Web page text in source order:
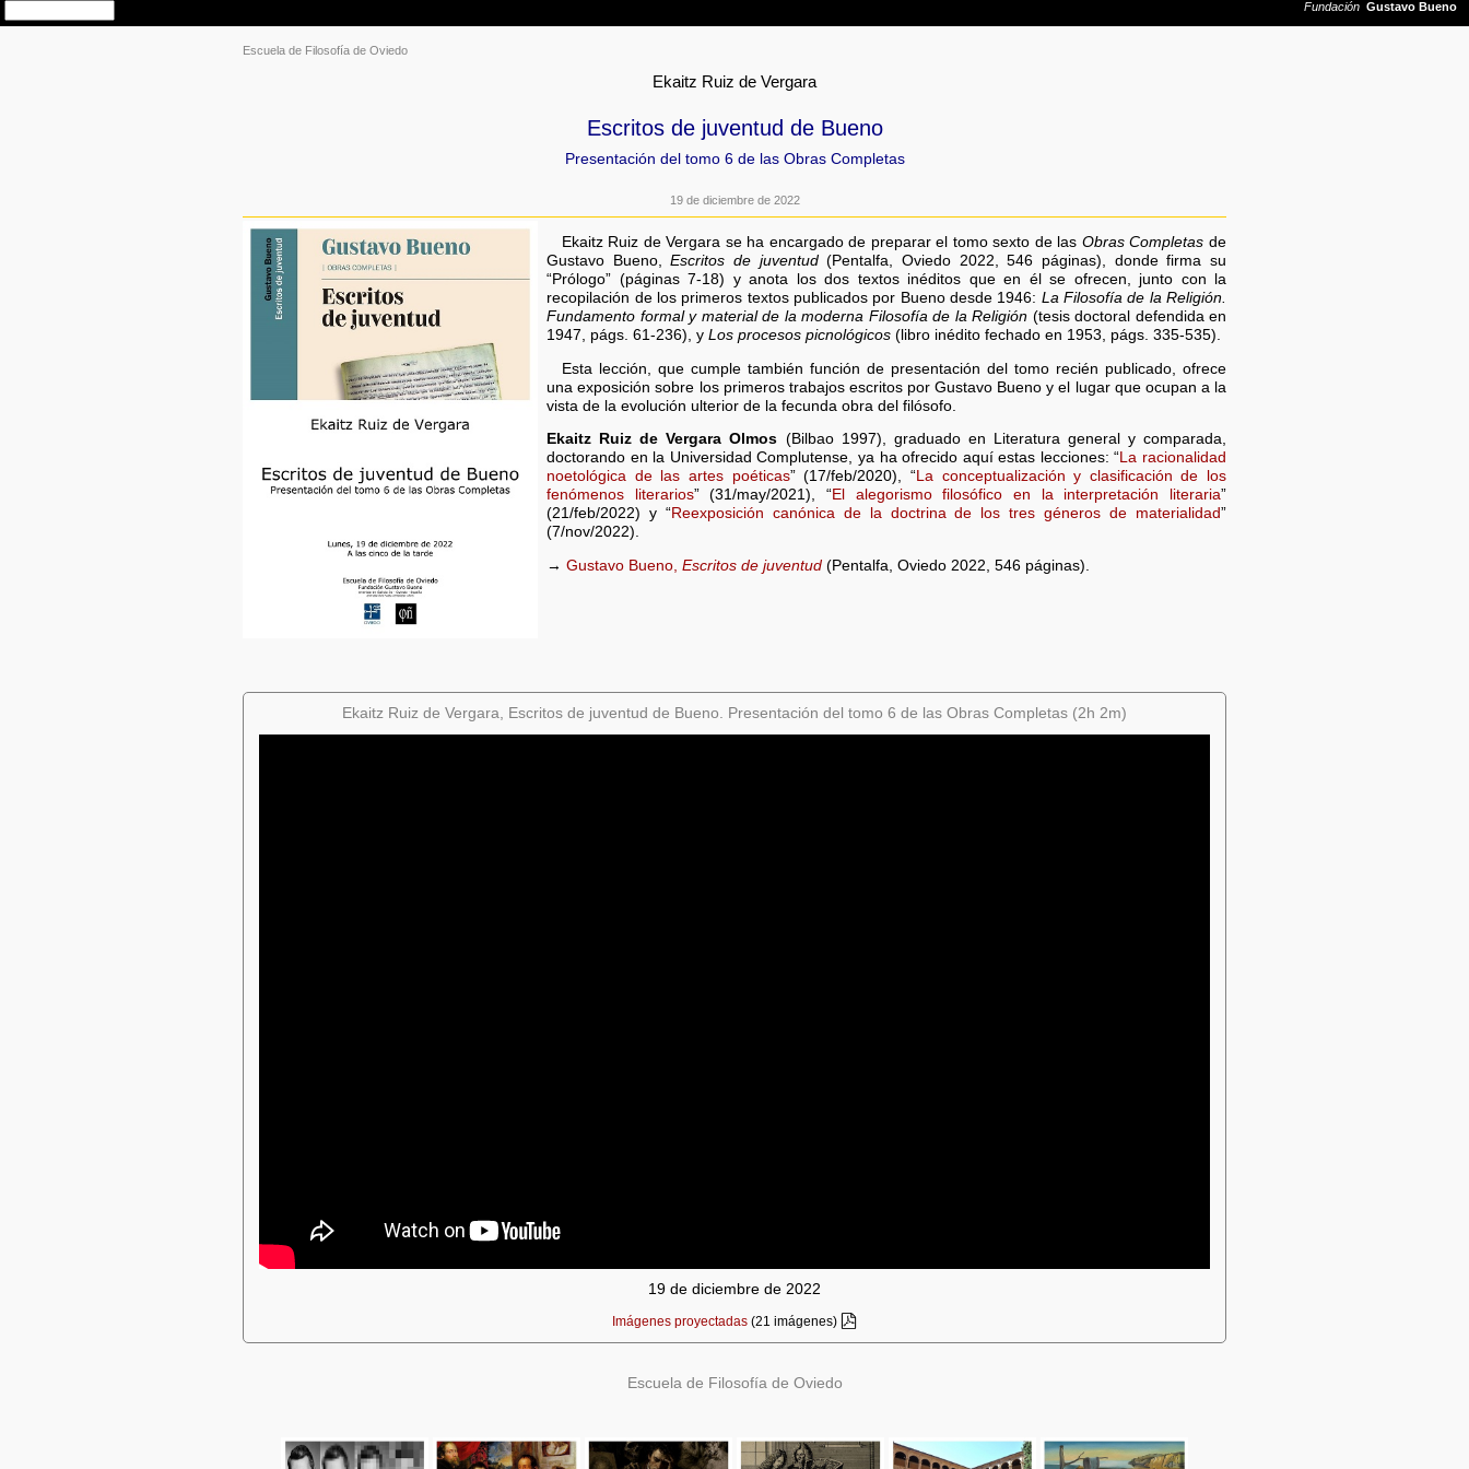
Escuela de Filosofía de Oviedo
Ekaitz Ruiz de Vergara
Escritos de juventud de Bueno
Presentación del tomo 6 de las Obras Completas
19 de diciembre de 2022
Ekaitz Ruiz de Vergara se ha encargado de preparar el tomo sexto de las Obras Completas de
Gustavo Bueno,Escritos de juventud(Pentalfa, Oviedo 2022, 546 páginas), donde firma su
“Prólogo” (páginas 7-18) y anota los dos textos inéditos que en él se ofrecen, junto con la
recopilación de los primeros textos publicados por Bueno desde 1946: La Filosofía de la Religión.
Fundamento formal y material de la moderna Filosofía de la Religión (tesis doctoral defendida en
1947, págs. 61-236), yLos procesos picnológicos (libro inédito fechado en 1953, págs. 335-535).
Esta lección, que cumple también función de presentación del tomo recién publicado, ofrece
una exposición sobre los primeros trabajos escritos por Gustavo Bueno y el lugar que ocupan a la
vista de la evolución ulterior de la fecunda obra del filósofo.
Ekaitz Ruiz de Vergara Olmos (Bilbao 1997), graduado en Literatura general y comparada,
doctorando en la Universidad Complutense, ya ha ofrecido aquí estas lecciones: “La racionalidad
noetológica de las artes poéticas” (17/feb/2020), “La conceptualización y clasificación de los
fenómenos literarios” (31/may/2021), “El alegorismo filosófico en la interpretación literaria”
(21/feb/2022) y “Reexposición canónica de la doctrina de los tres géneros de materialidad”
(7/nov/2022).
→Gustavo Bueno,Escritos de juventud (Pentalfa, Oviedo 2022, 546 páginas).
Ekaitz Ruiz de Vergara, Escritos de juventud de Bueno. Presentación del tomo 6 de las Obras Completas (2h 2m)
19 de diciembre de 2022
Imágenes proyectadas (21 imágenes)
Escuela de Filosofía de Oviedo